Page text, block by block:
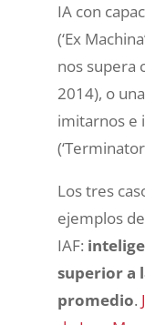
IA con
(‘Ex
nos supera
2014), o
imitarnos e
Los tres
ejemplos
IAF:
superior a
promedio.